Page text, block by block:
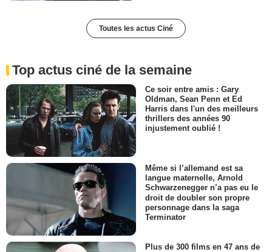
Toutes les actus Ciné
Top actus ciné de la semaine
Ce soir entre amis : Gary
Oldman, Sean Penn et Ed
Harris dans l'un des meilleurs
thrillers des années 90
injustement oublié !
Même si l’allemand est sa
langue maternelle, Arnold
Schwarzenegger n’a pas eu le
droit de doubler son propre
personnage dans la saga
Terminator
Plus de 300 films en 47 ans de